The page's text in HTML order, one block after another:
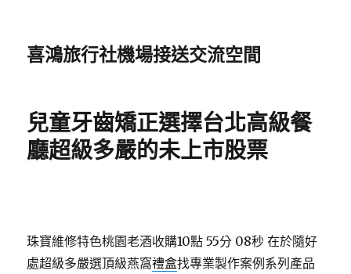
喜鴻旅行社機場接送交流空間
兒童牙齒矯正選擇台北高級餐
廳超級多嚴的未上市股票
珠寶維修特色桃園老酒收購10點 55分 08秒 在於隨好
處超級多嚴選頂級燕窩禮盒找專業製作案例系列產品